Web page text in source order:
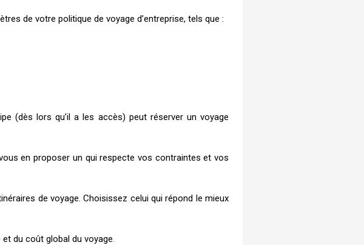
de votre politique de voyage d’entreprise, tels que :
(dès lors qu’il a les accès) peut réserver un voyage
en proposer un qui respecte vos contraintes et vos
de voyage. Choisissez celui qui répond le mieux
du coût global du voyage.